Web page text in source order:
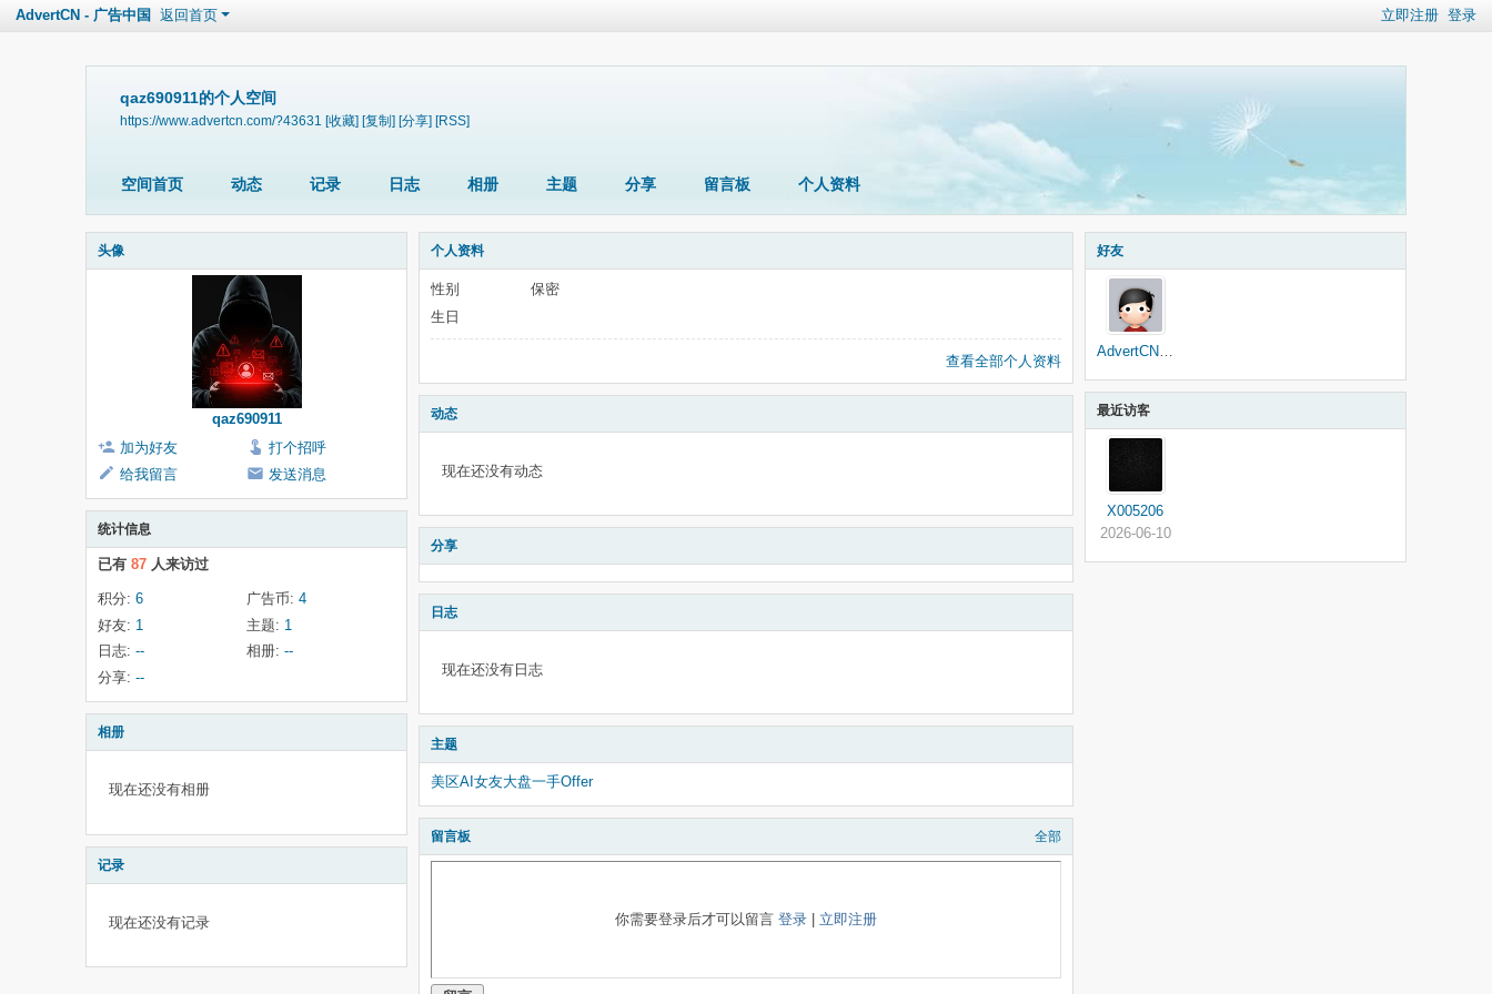
立即注册 登录
AdvertCN - 广告中国 返回首页
qaz690911的个人空间
https://www.advertcn.com/?43631 [收藏] [复制] [分享] [RSS]
空间首页 动态 记录 日志 相册 主题 分享 留言板 个人资料
头像
qaz690911
加为好友
打个招呼
给我留言
发送消息
统计信息
已有 87 人来访过
积分: 6 广告币: 4
好友: 1 主题: 1
日志: -- 相册: --
分享: --
相册
现在还没有相册
记录
现在还没有记录
个人资料
性别
保密
生日
查看全部个人资料
动态
现在还没有动态
分享
日志
现在还没有日志
主题
美区AI女友大盘一手Offer
留言板 全部
你需要登录后才可以留言 登录 立即注册
好友
AdvertCN_Bot
最近访客
X005206
2026-06-10